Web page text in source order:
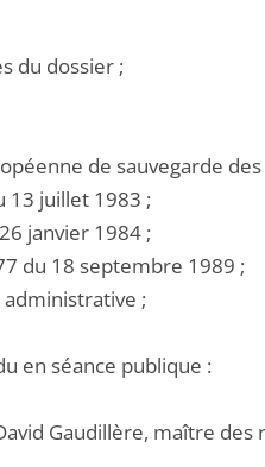
du dossier ;
de sauvegarde
13 juillet 1983 ;
janvier 1984 ;
du 18 septembre 1989 ;
;
en séance publique :
Gaudillère, maître des